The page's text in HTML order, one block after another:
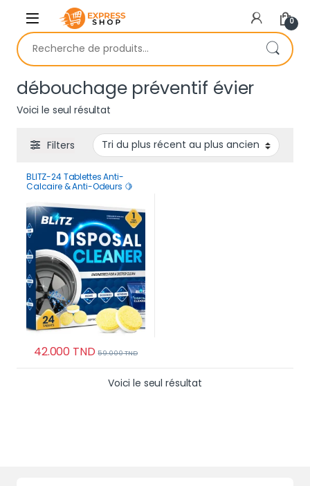
Skip to navigation
Skip to content
0
Recherche pour :
débouchage préventif évier
Voici le seul résultat
Filters
BLITZ-24 Tablettes Anti-
Calcaire & Anti-Odeurs 🍋
42.000 TND 59.000TND
Voici le seul résultat